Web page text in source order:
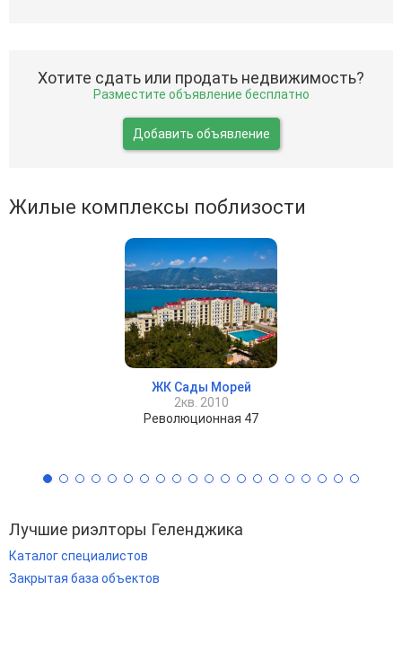
Хотите сдать или продать недвижимость?
Разместите объявление бесплатно
Добавить объявление
Жилые комплексы поблизости
ЖК Сады Морей
2кв. 2010
Революционная 47
Лучшие риэлторы Геленджика
Каталог специалистов
Закрытая база объектов